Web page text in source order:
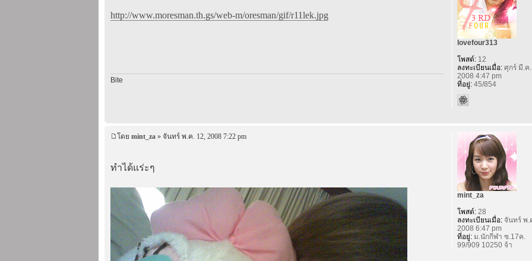
http://www.moresman.th.gs/web-m/oresman/gif/r11lek.jpg
Bite
lovefour313
โพสต์:12
ลงทะเบียนเมื่อ:ศุกร์ มี.ค.
2008 4:47 pm
ที่อยู่:45/854
โดย mint_za » จันทร์ พ.ค. 12, 2008 7:22 pm
ทำได้แร่ะๆ
mint_za
โพสต์:28
ลงทะเบียนเมื่อ:จันทร์ พ.
2008 6:47 pm
ที่อยู่:ม.นักกีฬา ซ.17ค.
99/909 10250 จ้า